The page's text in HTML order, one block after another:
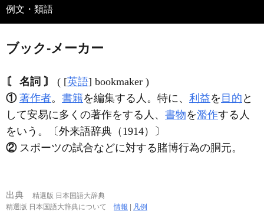
例文・類語
ブック‐メーカー
〘 名詞 〙 ( [英語] bookmaker )
① 著作者。 書籍を編集する人。特に、 利益を 目的 と
して安易に多くの著作をする人、 書物を濫作する人
をいう。〔外来語辞典（1914）〕
②スポーツの試合などに対する賭博行為の胴元。
出典
精選版 日本国語大辞典
精選版 日本国語大辞典について情報 凡例